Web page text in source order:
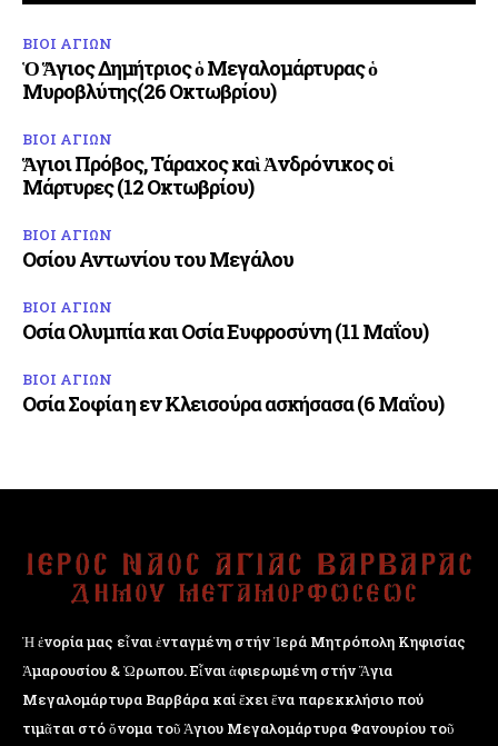
ΒΙΟΙ ΑΓΙΩΝ
Ὁ Ἅγιος Δημήτριος ὁ Μεγαλομάρτυρας ὁ
Μυροβλύτης(26 Οκτωβρίου)
ΒΙΟΙ ΑΓΙΩΝ
Ἅγιοι Πρόβος, Τάραχος καὶ Ἀνδρόνικος οἱ
Μάρτυρες (12 Οκτωβρίου)
ΒΙΟΙ ΑΓΙΩΝ
Οσίου Αντωνίου του Μεγάλου
ΒΙΟΙ ΑΓΙΩΝ
Οσία Ολυμπία και Οσία Ευφροσύνη (11 Μαΐου)
ΒΙΟΙ ΑΓΙΩΝ
Οσία Σοφία η εν Κλεισούρα ασκήσασα (6 Μαΐου)
Ἡ ἐνορία μας εἶναι ἐνταγμένη στήν Ἱερά Μητρόπολη Κηφισίας
Ἁμαρουσίου & Ὠρωπου. Εἶναι ἀφιερωμένη στήν Ἅγια
Μεγαλομάρτυρα Βαρβάρα καί ἔχει ἕνα παρεκκλήσιο πού
τιμᾶται στό ὄνομα τοῦ Ἁγιου Μεγαλομάρτυρα Φανουρίου τοῦ